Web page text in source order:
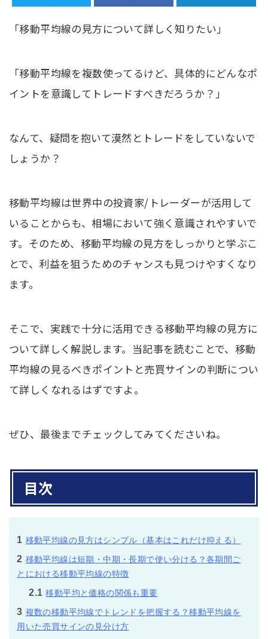
「移動平均線の見方について詳しく知りたい」
「移動平均線を複数使ってるけど、具体的にどんなポ
イントを意識してトレードすべきだろうか？」
なんて、疑問を抱いて漠然とトレードをしていないで
しょうか？
移動平均線は世界中の投資家/トレーダーが活用して
いることからも、相場において強く意識されやすいで
す。そのため、移動平均線の見方をしっかりと学ぶこ
とで、利益を狙うためのチャンスも見つけやすくなり
ます。
そこで、実践で十分に活用できる移動平均線の見方に
ついて詳しく解説します。当記事を読むことで、移動
平均線の見るべきポイントと売買サインの判断につい
て詳しくなれるはずですよ。
ぜひ、最後までチェックしてみてくださいね。
目次
1 移動平均線の見方はシンプル（基本はこれだけ抑える）
2 移動平均線は短期・中期・長期で使い分ける？各期間ご
とにおける移動平均線の特徴
2.1 移動平均と価格の関係も重要
3 複数の移動平均線でトレンドを把握する？移動平均線を
用いた売買サインの見分け方